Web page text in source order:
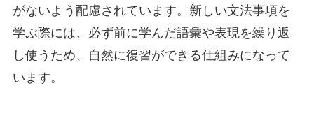
がないよう配慮されています。新しい文法事項を
学ぶ際には、必ず前に学んだ語彙や表現を繰り返
し使うため、自然に復習ができる仕組みになって
います。